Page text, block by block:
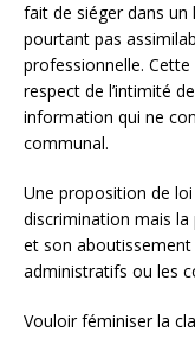
fait de siéger dans un
pourtant pas
professionnelle. Cette
respect de l’intimité
information qui ne
communal.
Une proposition de
discrimination mais
et son
administratifs ou les
Vouloir féminiser la